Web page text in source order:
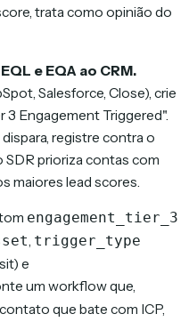
trata como opinião do
e EQA ao CRM.
Salesforce, Close), crie
Engagement Triggered".
registre contra o
prioriza contas com
maiores lead scores.
engagement_tier_3
, trigger_type
e
um workflow que,
que bate com ICP,